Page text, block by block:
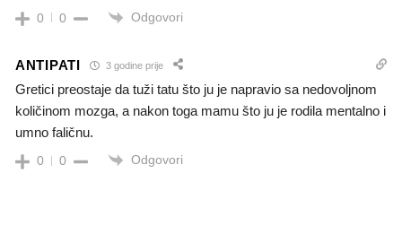
0 0 Odgovori
ANTIPATI 3 godine prije
Gretici preostaje da tuži tatu što ju je napravio sa nedovoljnom
količinom mozga, a nakon toga mamu što ju je rodila mentalno i
umno faličnu.
0 0 Odgovori